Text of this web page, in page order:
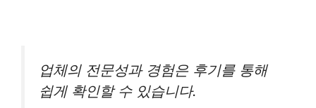
업체의 전문성과 경험은 후기를 통해
쉽게 확인할 수 있습니다.